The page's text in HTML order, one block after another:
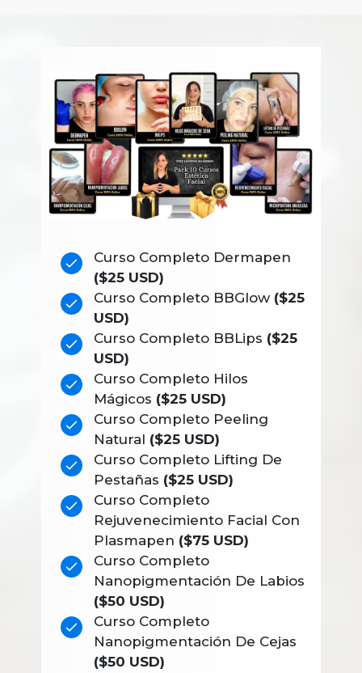
Curso Completo Dermapen
($25 USD)
Curso Completo BBGlow ($25
USD)
Curso Completo BBLips ($25
USD)
Curso Completo Hilos
Mágicos ($25 USD)
Curso Completo Peeling
Natural ($25 USD)
Curso Completo Lifting De
Pestañas ($25 USD)
Curso Completo
Rejuvenecimiento Facial Con
Plasmapen ($75 USD)
Curso Completo
Nanopigmentación De Labios
($50 USD)
Curso Completo
Nanopigmentación De Cejas
($50 USD)